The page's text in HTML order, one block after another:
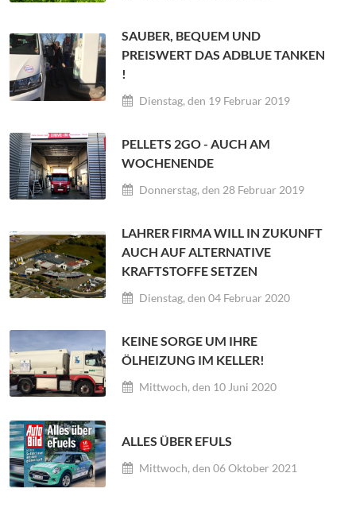
SAUBER, BEQUEM UND
PREISWERT DAS ADBLUE TANKEN
!
Dienstag, den 19 Februar 2019
PELLETS 2GO - AUCH AM
WOCHENENDE
Donnerstag, den 28 Februar 2019
LAHRER FIRMA WILL IN ZUKUNFT
AUCH AUF ALTERNATIVE
KRAFTSTOFFE SETZEN
Dienstag, den 04 Februar 2020
KEINE SORGE UM IHRE
ÖLHEIZUNG IM KELLER!
Mittwoch, den 10 Juni 2020
ALLES ÜBER EFULS
Mittwoch, den 06 Oktober 2021